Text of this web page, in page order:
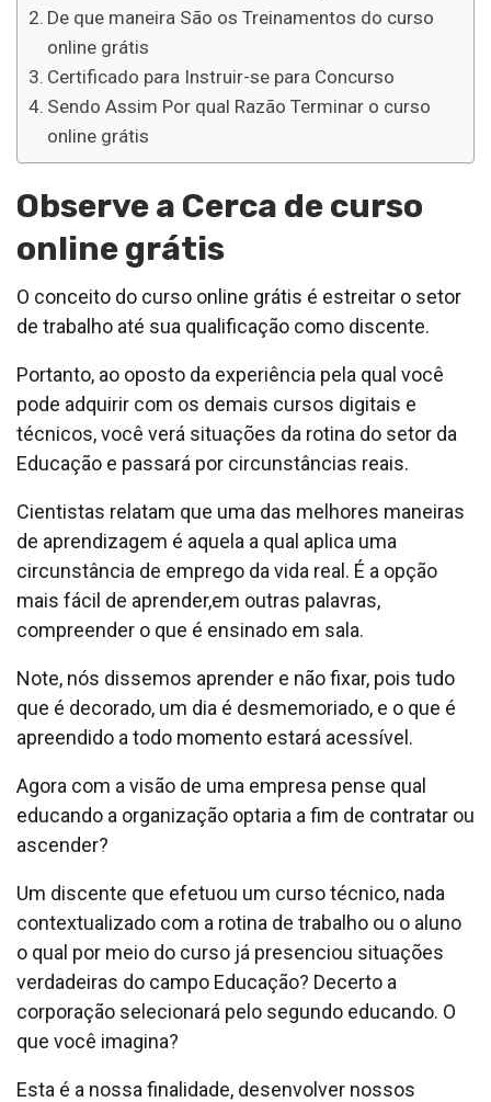
De que maneira São os Treinamentos do curso
online grátis
Certificado para Instruir-se para Concurso
Sendo Assim Por qual Razão Terminar o curso
online grátis
Observe a Cerca de curso
online grátis
O conceito do curso online grátis é estreitar o setor
de trabalho até sua qualificação como discente.
Portanto, ao oposto da experiência pela qual você
pode adquirir com os demais cursos digitais e
técnicos, você verá situações da rotina do setor da
Educação e passará por circunstâncias reais.
Cientistas relatam que uma das melhores maneiras
de aprendizagem é aquela a qual aplica uma
circunstância de emprego da vida real. É a opção
mais fácil de aprender,em outras palavras,
compreender o que é ensinado em sala.
Note, nós dissemos aprender e não fixar, pois tudo
que é decorado, um dia é desmemoriado, e o que é
apreendido a todo momento estará acessível.
Agora com a visão de uma empresa pense qual
educando a organização optaria a fim de contratar ou
ascender?
Um discente que efetuou um curso técnico, nada
contextualizado com a rotina de trabalho ou o aluno
o qual por meio do curso já presenciou situações
verdadeiras do campo Educação? Decerto a
corporação selecionará pelo segundo educando. O
que você imagina?
Esta é a nossa finalidade, desenvolver nossos